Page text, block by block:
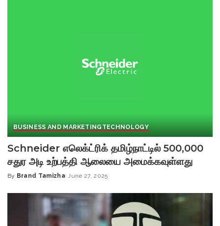
BUSINESS AND MARKETINGTECHNOLOGY
Schneider எலெக்ட்ரிக் தமிழ்நாட்டில் 500,000
சதுர அடி உற்பத்தி ஆலையை அமைக்கவுள்ளது
Posted
By Brand Tamizha June 27, 2025